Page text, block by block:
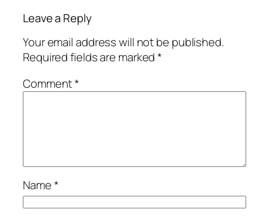
Leave a Reply
Your email address will not be published.
Required fields are marked*
Comment*
Name*